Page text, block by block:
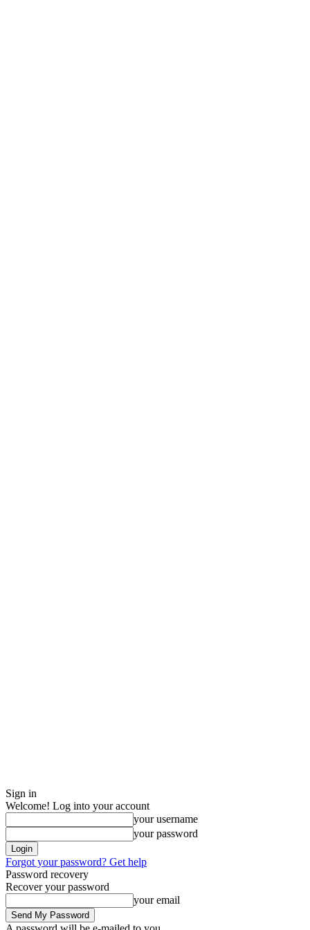
Sign in
Welcome! Log into your account
your username
your password
Forgot your password? Get help
Password recovery
Recover your password
your email